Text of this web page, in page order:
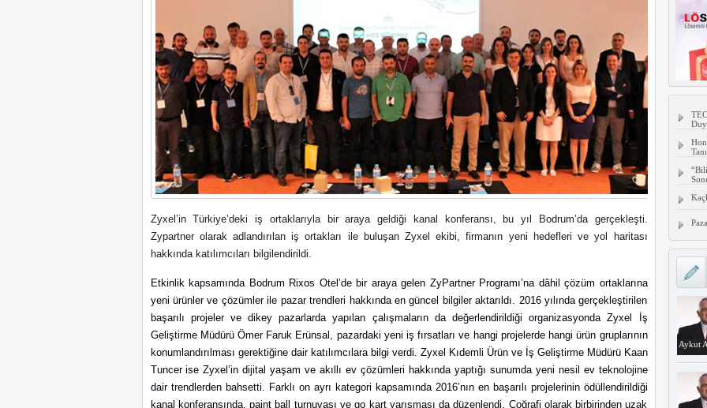
Zyxel’in Türkiye’deki iş ortaklarıyla bir araya geldiği kanal konferansı, bu yıl Bodrum’da gerçekleşti.
Zypartner olarak adlandırılan iş ortakları ile buluşan Zyxel ekibi, firmanın yeni hedefleri ve yol haritası
hakkında katılımcıları bilgilendirildi.
Etkinlik kapsamında Bodrum Rixos Otel’de bir araya gelen ZyPartner Programı’na dâhil çözüm ortaklarına
yeni ürünler ve çözümler ile pazar trendleri hakkında en güncel bilgiler aktarıldı. 2016 yılında gerçekleştirilen
başarılı projeler ve dikey pazarlarda yapılan çalışmaların da değerlendirildiği organizasyonda Zyxel İş
Geliştirme Müdürü Ömer Faruk Erünsal, pazardaki yeni iş fırsatları ve hangi projelerde hangi ürün gruplarının
konumlandırılması gerektiğine dair katılımcılara bilgi verdi. Zyxel Kıdemli Ürün ve İş Geliştirme Müdürü Kaan
Tuncer ise Zyxel’in dijital yaşam ve akıllı ev çözümleri hakkında yaptığı sunumda yeni nesil ev teknolojine
dair trendlerden bahsetti. Farklı on ayrı kategori kapsamında 2016’nın en başarılı projelerinin ödüllendirildiği
kanal konferansında, paint ball turnuvası ve go kart yarışması da düzenlendi. Coğrafi olarak birbirinden uzak
Aykut